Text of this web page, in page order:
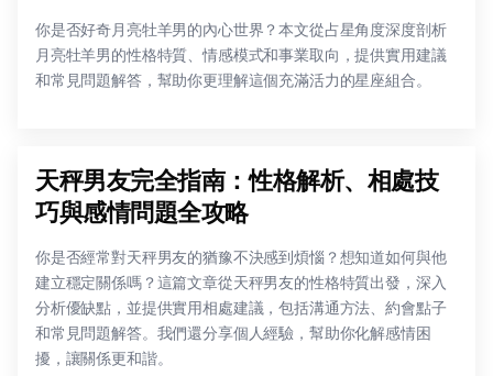
你是否好奇月亮牡羊男的內心世界？本文從占星角度深度剖析
月亮牡羊男的性格特質、情感模式和事業取向，提供實用建議
和常見問題解答，幫助你更理解這個充滿活力的星座組合。
天秤男友完全指南：性格解析、相處技
巧與感情問題全攻略
你是否經常對天秤男友的猶豫不決感到煩惱？想知道如何與他
建立穩定關係嗎？這篇文章從天秤男友的性格特質出發，深入
分析優缺點，並提供實用相處建議，包括溝通方法、約會點子
和常見問題解答。我們還分享個人經驗，幫助你化解感情困
擾，讓關係更和諧。